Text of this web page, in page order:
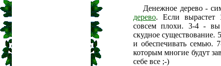
Денежное дерево -
дерево. Если вырастет
совсем плохи. 3-4 - вы
скудное существование.
и обеспечивать семью.
которым многие будут
себе все ;-)